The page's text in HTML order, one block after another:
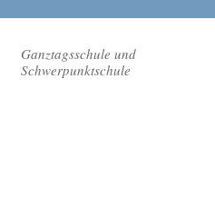
Ganztagsschule und
Schwerpunktschule